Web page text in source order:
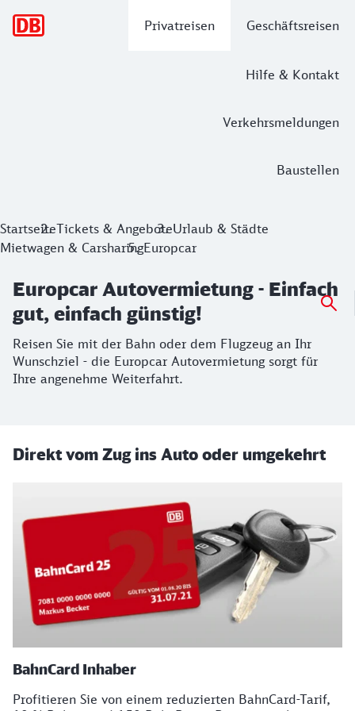
Privatreisen Geschäftsreisen
Hilfe & Kontakt
Verkehrsmeldungen
Baustellen
Europcar Autovermietung - Einfach
Reisen Sie mit der Bahn oder dem Flugzeug an Ihr
StartseiteTickets & AngeboteUrlaub & Städte
Mietwagen & CarsharingEuropcar
Europcar Autovermietung - Einfach
gut, einfach günstig!
Reisen Sie mit der Bahn oder dem Flugzeug an Ihr
Wunschziel - die Europcar Autovermietung sorgt für
Ihre angenehme Weiterfahrt.
Direkt vom Zug ins Auto oder umgekehrt
BahnCard Inhaber
Profitieren Sie von einem reduzierten BahnCard-Tarif,